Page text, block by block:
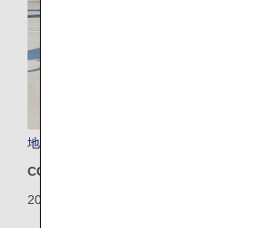
地上でも脱炭素！空港で働く車をEV化
CO2排出量削減
2026/06/05